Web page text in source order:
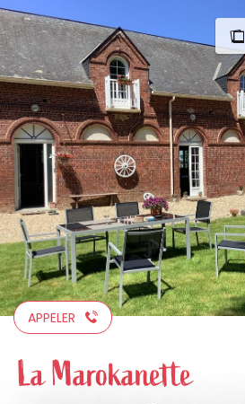
Aller
au
contenu
principal
APPELER
La Marokanette